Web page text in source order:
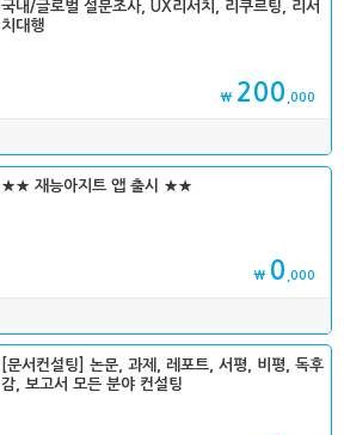
국내/글로벌 설문조사, UX리서치, 리쿠르팅, 리서
치대행
₩ 200 ,000
★★ 재능아지트 앱 출시 ★★
₩ 0 ,000
[문서컨설팅] 논문, 과제, 레포트, 서평, 비평, 독후
감, 보고서 모든 분야 컨설팅